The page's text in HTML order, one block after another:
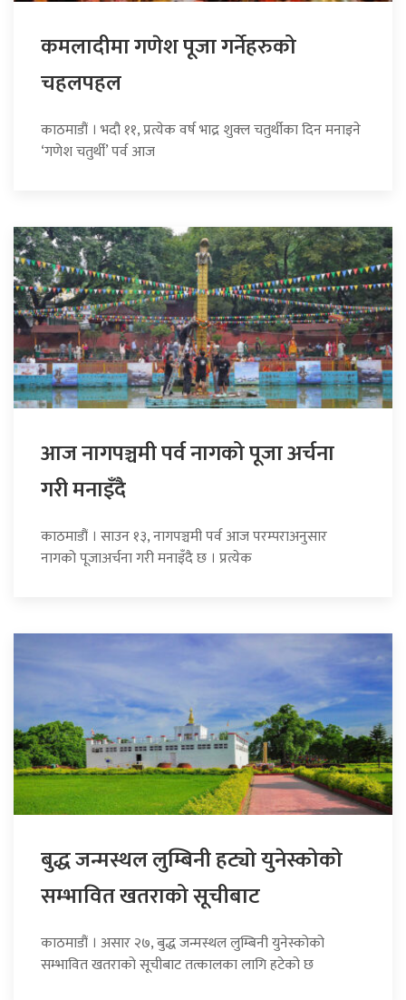
कमलादीमा गणेश पूजा गर्नेहरुको
चहलपहल
काठमाडौं । भदौ ११, प्रत्येक वर्ष भाद्र शुक्ल चतुर्थीका दिन मनाइने
‘गणेश चतुर्थी’ पर्व आज
आज नागपञ्चमी पर्व नागको पूजा अर्चना
गरी मनाइँदै
काठमाडौं । साउन १३, नागपञ्चमी पर्व आज परम्पराअनुसार
नागको पूजाअर्चना गरी मनाइँदै छ । प्रत्येक
बुद्ध जन्मस्थल लुम्बिनी हट्यो युनेस्कोको
सम्भावित खतराको सूचीबाट
काठमाडौं । असार २७, बुद्ध जन्मस्थल लुम्बिनी युनेस्कोको
सम्भावित खतराको सूचीबाट तत्कालका लागि हटेको छ